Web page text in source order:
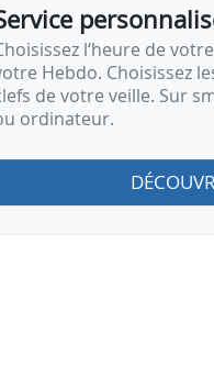
l‘heure de
Hebdo. Choisissez
de votre veille. Sur
ordinateur.